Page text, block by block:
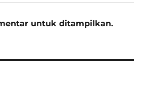
untuk ditampilkan.